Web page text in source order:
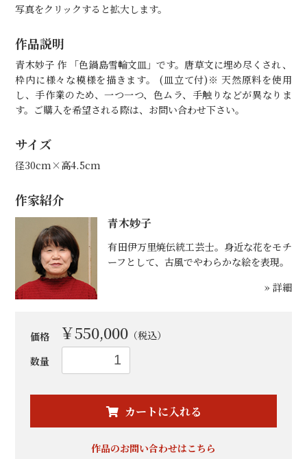
写真をクリックすると拡大します。
作品説明
青木妙子 作 「色鍋島雪輪文皿」です。唐草文に埋め尽くされ、
枠内に様々な模様を描きます。 (皿立て付)※ 天然原料を使用
し、手作業のため、一つ一つ、色ムラ、手触りなどが異なりま
す。ご購入を希望される際は、お問い合わせ下さい。
サイズ
径30cm×高4.5cm
作家紹介
青木妙子
有田伊万里焼伝統工芸士。身近な花をモチ
ーフとして、古風でやわらかな絵を表現。
» 詳細
価格 ￥550,000 （税込）
数量
カートに入れる
お買い物を続ける カートへ進む
作品のお問い合わせはこちら